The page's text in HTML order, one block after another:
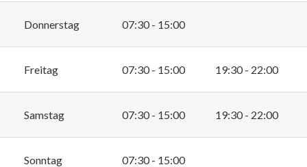
Donnerstag 07:30 - 15:00
Freitag 07:30 - 15:00 19:30 - 22:00
Samstag 07:30 - 15:00 19:30 - 22:00
Sonntag 07:30 - 15:00